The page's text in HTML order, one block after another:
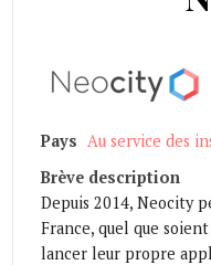
Pays Au service des
Brève description
Depuis 2014, Neocity
France, quel que
lancer leur propre